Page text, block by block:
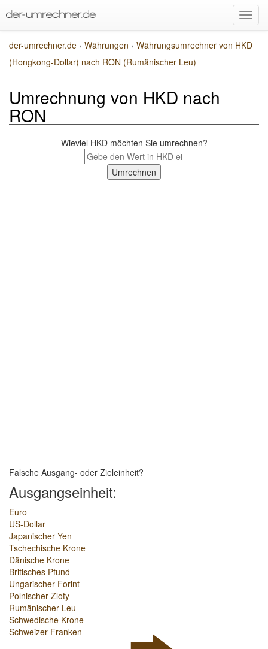
der-umrechner.de › Währungen › Währungsumrechner von HKD
(Hongkong-Dollar) nach RON (Rumänischer Leu)
Umrechnung von HKD nach
RON
Wieviel HKD möchten Sie umrechnen?
Falsche Ausgang- oder Zieleinheit?
Ausgangseinheit:
Euro
US-Dollar
Japanischer Yen
Tschechische Krone
Dänische Krone
Britisches Pfund
Ungarischer Forint
Polnischer Zloty
Rumänischer Leu
Schwedische Krone
Schweizer Franken